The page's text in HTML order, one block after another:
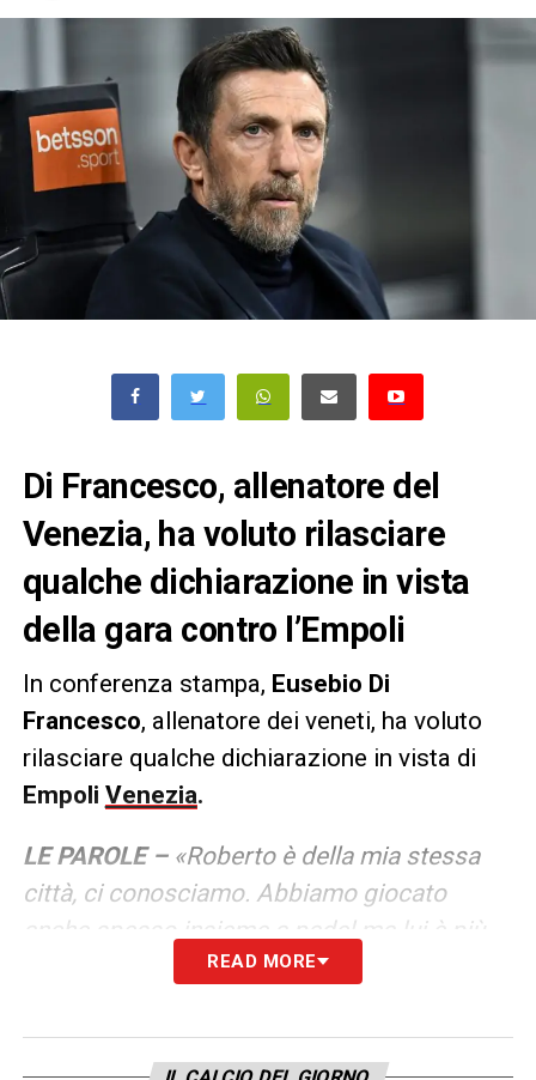
Di Francesco, allenatore del
Venezia, ha voluto rilasciare
qualche dichiarazione in vista
della gara contro l’Empoli
In conferenza stampa, Eusebio Di
Francesco, allenatore dei veneti, ha voluto
rilasciare qualche dichiarazione in vista di
Empoli Venezia.
LE PAROLE –«Roberto è della mia stessa
città, ci conosciamo. Abbiamo giocato
anche spesso insieme a padel ma lui è più
bravo (ride ndr). Al di là degli incroci estivi io
l’Empoli sotto tutti i punti di vista. Era
READ MORE